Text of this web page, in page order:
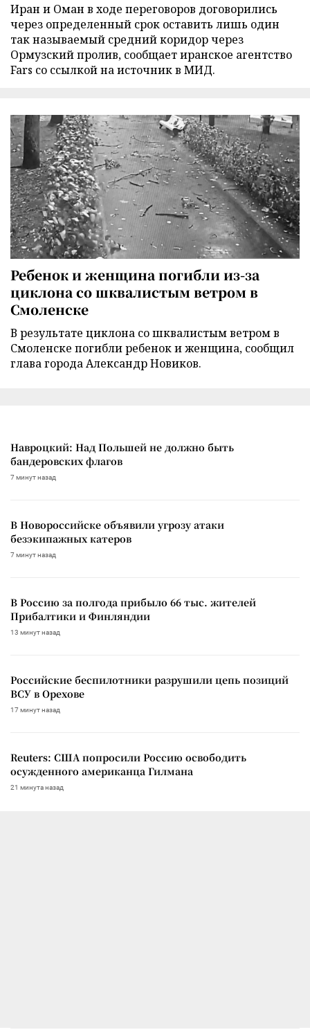
Иран и Оман в ходе переговоров договорились
через определенный срок оставить лишь один
так называемый средний коридор через
Ормузский пролив, сообщает иранское агентство
Fars со ссылкой на источник в МИД.
Ребенок и женщина погибли из-за
циклона со шквалистым ветром в
Смоленске
В результате циклона со шквалистым ветром в
Смоленске погибли ребенок и женщина, сообщил
глава города Александр Новиков.
Навроцкий: Над Польшей не должно быть
бандеровских флагов
7 минут назад
В Новороссийске объявили угрозу атаки
безэкипажных катеров
7 минут назад
В Россию за полгода прибыло 66 тыс. жителей
Прибалтики и Финляндии
13 минут назад
Российские беспилотники разрушили цепь позиций
ВСУ в Орехове
17 минут назад
Reuters: США попросили Россию освободить
осужденного американца Гилмана
21 минута назад